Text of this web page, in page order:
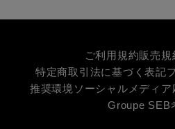
ご利用規約販売規
特定商取引法に基づく表記
推奨環境 ソーシャルメディア
Groupe SEB